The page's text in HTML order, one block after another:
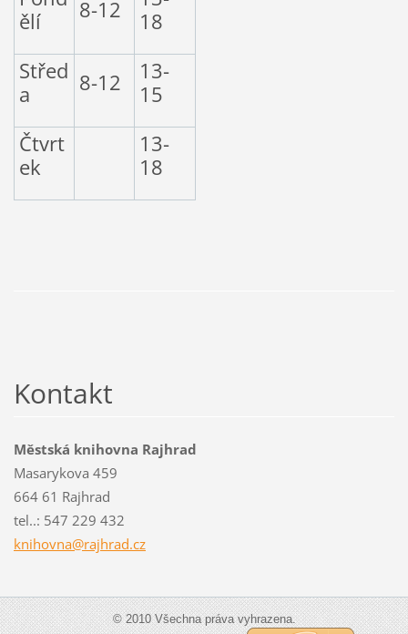
ělí
8-12
18
Střed
a
8-12
13-
15
Čtvrt
ek
13-
18
Kontakt
Městská knihovna Rajhrad
Masarykova 459
664 61 Rajhrad
tel..: 547 229 432
knihovna@rajhrad.cz
© 2010 Všechna práva vyhrazena.